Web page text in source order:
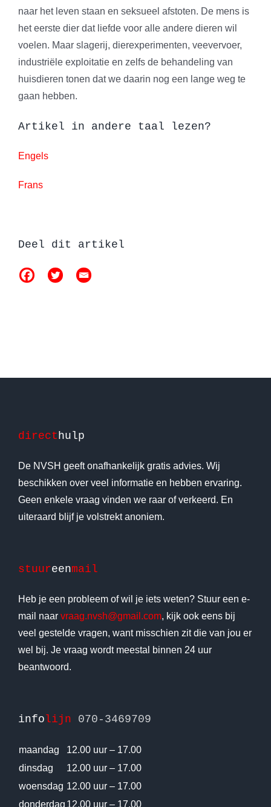
naar het leven staan en seksueel afstoten. De mens is
het eerste dier dat liefde voor alle andere dieren wil
voelen. Maar slagerij, dierexperimenten, veevervoer,
industriële exploitatie en zelfs de behandeling van
huisdieren tonen dat we daarin nog een lange weg te
gaan hebben.
Artikel in andere taal lezen?
Engels
Frans
Deel dit artikel
directhulp
De NVSH geeft onafhankelijk gratis advies. Wij
beschikken over veel informatie en hebben ervaring.
Geen enkele vraag vinden we raar of verkeerd. En
uiteraard blijf je volstrekt anoniem.
stuureenmail
Heb je een probleem of wil je iets weten? Stuur een e-
mail naar vraag.nvsh@gmail.com, kijk ook eens bij
veel gestelde vragen, want misschien zit die van jou er
wel bij. Je vraag wordt meestal binnen 24 uur
beantwoord.
infolijn 070-3469709
maandag
12.00 uur – 17.00
dinsdag
12.00 uur – 17.00
woensdag 12.00 uur – 17.00
donderdag 12.00 uur – 17.00